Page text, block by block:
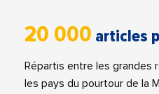
20 000 articles
Répartis entre les grandes
les pays du pourtour de la